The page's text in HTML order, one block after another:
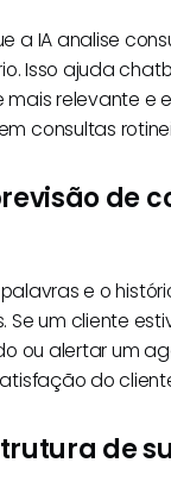
a IA analise
Isso ajuda
relevante e
consultas
de
e o
um cliente
ou alertar um
do
de